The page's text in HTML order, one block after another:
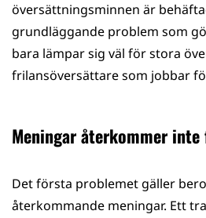
översättningsminnen är
grundläggande problem som
bara lämpar sig väl för stora
frilansöversättare som jobbar
Meningar återkommer
Det första problemet gäller
återkommande meningar. Ett